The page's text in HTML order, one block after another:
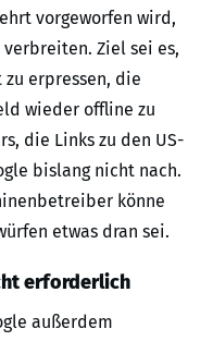
vorgeworfen wird,
Ziel sei es,
erpressen, die
wieder offline zu
die Links zu den US-
bislang nicht nach.
könne
etwas dran sei.
erforderlich
außerdem